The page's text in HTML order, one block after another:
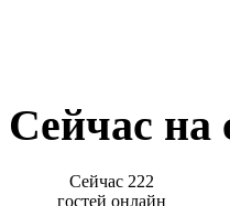
Сейчас на
Сейчас 222
гостей онлайн